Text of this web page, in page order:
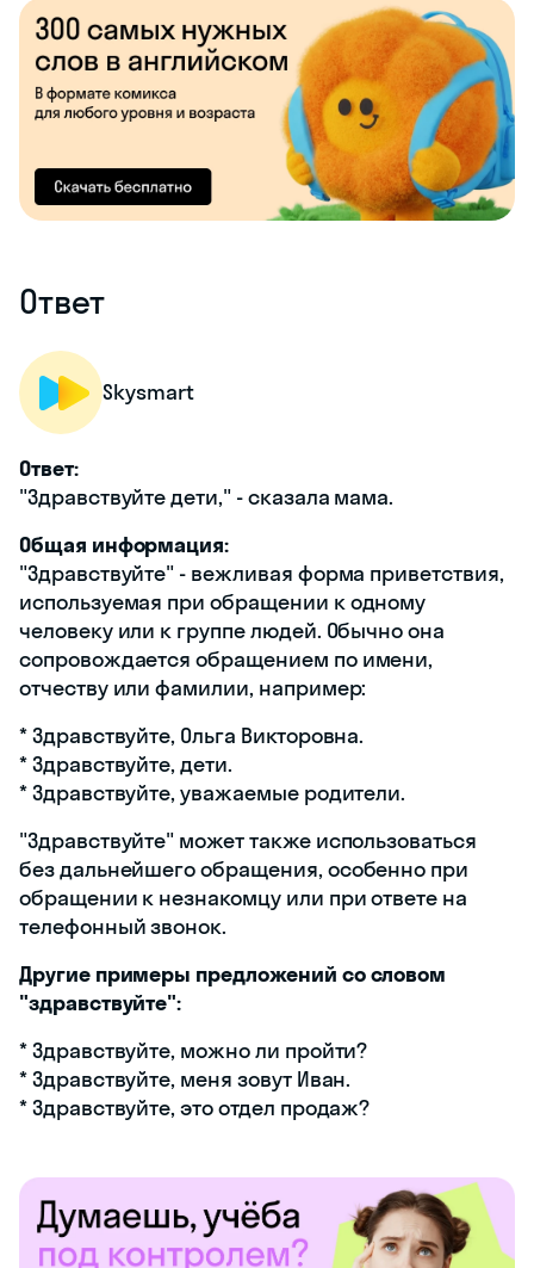
Ответ
Skysmart
Ответ:
"Здравствуйте дети," - сказала мама.
Общая информация:
"Здравствуйте" - вежливая форма приветствия,
используемая при обращении к одному
человеку или к группе людей. Обычно она
сопровождается обращением по имени,
отчеству или фамилии, например:
* Здравствуйте, Ольга Викторовна.
* Здравствуйте, дети.
* Здравствуйте, уважаемые родители.
"Здравствуйте" может также использоваться
без дальнейшего обращения, особенно при
обращении к незнакомцу или при ответе на
телефонный звонок.
Другие примеры предложений со словом
"здравствуйте":
* Здравствуйте, можно ли пройти?
* Здравствуйте, меня зовут Иван.
* Здравствуйте, это отдел продаж?